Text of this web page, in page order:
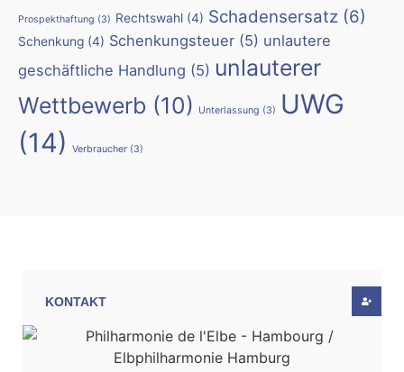
Prospekthaftung (3) Rechtswahl (4) Schadensersatz (6)
Schenkung (4) Schenkungsteuer (5) unlautere
geschäftliche Handlung (5) unlauterer
Wettbewerb (10) Unterlassung (3)
UWG
(14)
Verbraucher (3)
KONTAKT